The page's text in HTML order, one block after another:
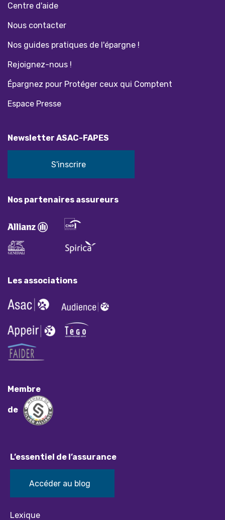
Centre d'aide
Nous contacter
Nos guides pratiques de l'épargne !
Rejoignez-nous !
Épargnez pour Protéger ceux qui Comptent
Espace Presse
Newsletter ASAC-FAPES
S'inscrire
Nos partenaires assureurs
Les associations
Membre
de
L’essentiel de l’assurance
Accéder au blog
Lexique